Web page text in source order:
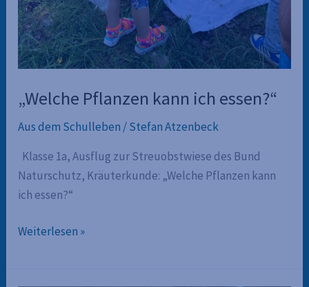
„Welche Pflanzen kann ich essen?“
Aus dem Schulleben /Stefan Atzenbeck
Klasse 1a, Ausflug zur Streuobstwiese des Bund
Naturschutz, Kräuterkunde: „Welche Pflanzen kann
ich essen?“
„Welche
Weiterlesen »